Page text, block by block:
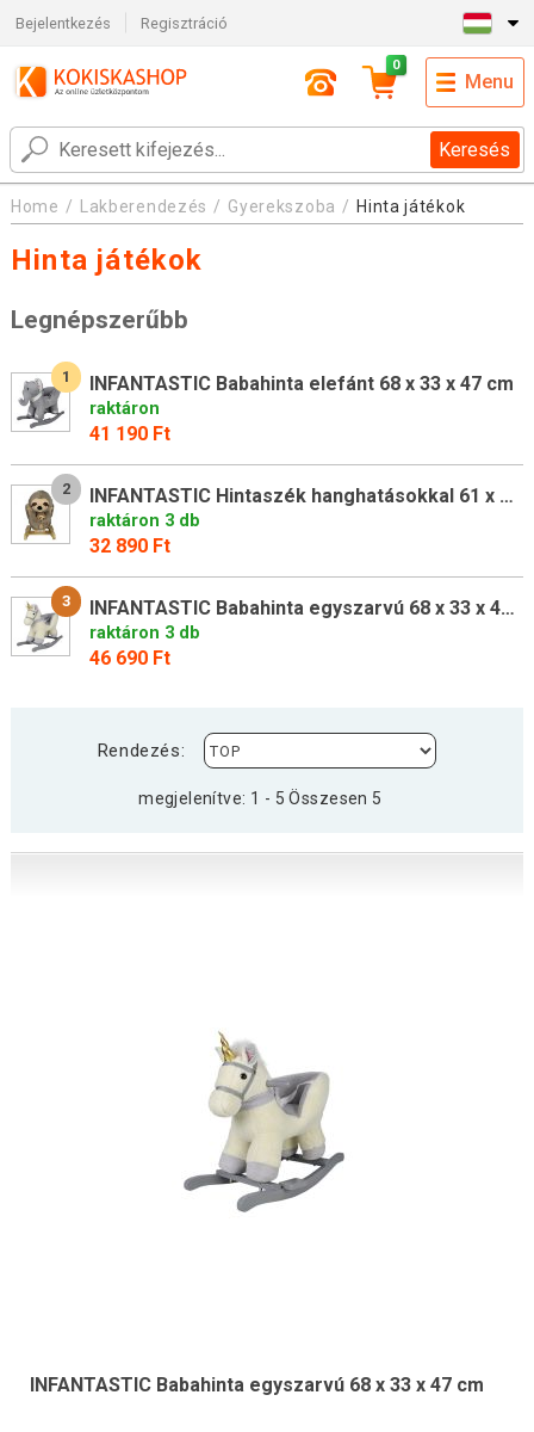
Bejelentkezés Regisztráció
Keresés
0
Menu
Home Lakberendezés Gyerekszoba Hinta játékok
Hinta játékok
Legnépszerűbb
1 INFANTASTIC Babahinta elefánt 68 x 33 x 47 cm
raktáron
41 190 Ft
2 INFANTASTIC Hintaszék hanghatásokkal 61 x 32 x 52 cm
raktáron 3 db
32 890 Ft
3 INFANTASTIC Babahinta egyszarvú 68 x 33 x 47 cm
raktáron 3 db
46 690 Ft
Rendezés:
megjelenítve: 1 - 5 Összesen 5
INFANTASTIC Babahinta egyszarvú 68 x 33 x 47 cm